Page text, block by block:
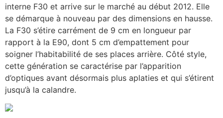
interne F30 et arrive sur le marché au début 2012. Elle
se démarque à nouveau par des dimensions en hausse.
La F30 s’étire carrément de 9 cm en longueur par
rapport à la E90, dont 5 cm d’empattement pour
soigner l’habitabilité de ses places arrière. Côté style,
cette génération se caractérise par l’apparition
d’optiques avant désormais plus aplaties et qui s’étirent
jusqu’à la calandre.